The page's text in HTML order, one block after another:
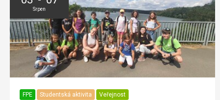
Srpen
FPE Studentská aktivita Veřejnost